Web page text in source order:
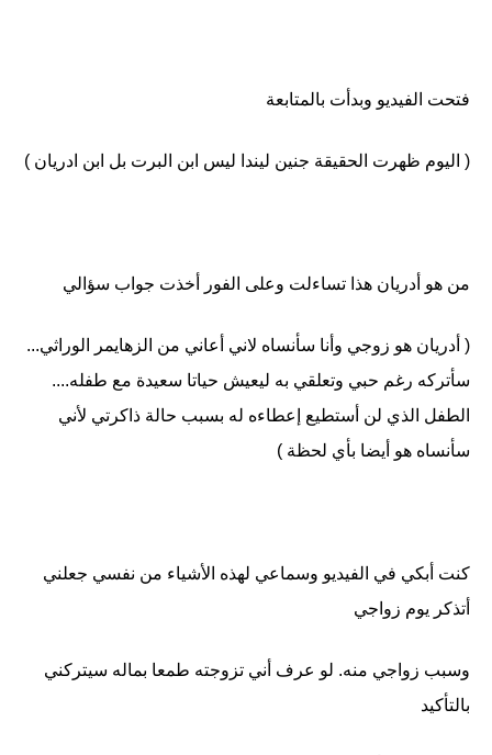
فتحت الفيديو وبدأت بالمتابعة
( اليوم ظهرت الحقيقة جنين ليندا ليس ابن البرت بل ابن ادريان )
من هو أدريان هذا تساءلت وعلى الفور أخذت جواب سؤالي
( أدريان هو زوجي وأنا سأنساه لاني أعاني من الزهايمر الوراثي...
سأتركه رغم حبي وتعلقي به ليعيش حياتا سعيدة مع طفله....
الطفل الذي لن أستطيع إعطاءه له بسبب حالة ذاكرتي لأني
سأنساه هو أيضا بأي لحظة )
كنت أبكي في الفيديو وسماعي لهذه الأشياء من نفسي جعلني
أتذكر يوم زواجي
وسبب زواجي منه. لو عرف أني تزوجته طمعا بماله سيتركني
بالتأكيد